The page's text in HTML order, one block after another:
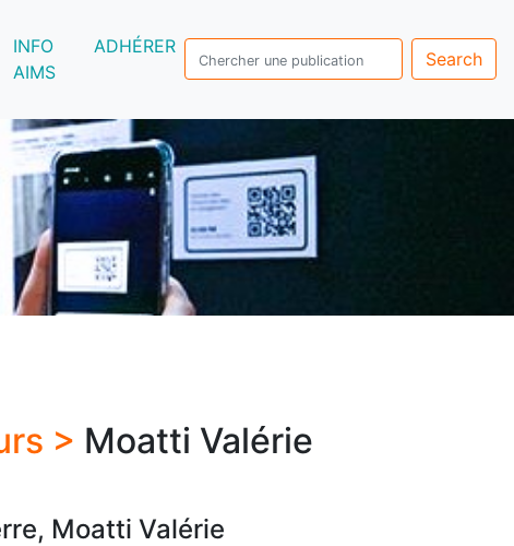
INFO
AIMS
ADHÉRER
Search
> Moatti Valérie
Moatti Valérie